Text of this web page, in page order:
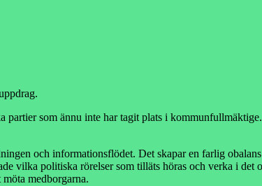
som ännu inte har tagit plats i
och informationsflödet. Det skapar en farlig
vilka politiska rörelser som tilläts höras och verka i det
medborgarna.